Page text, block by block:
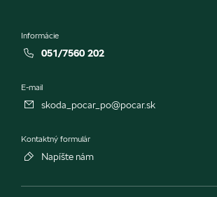
Informácie
051/7560 202
E-mail
skoda_pocar_po@pocar.sk
Kontaktný formulár
Napíšte nám